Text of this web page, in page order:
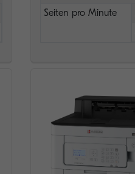
Seiten pro Minute